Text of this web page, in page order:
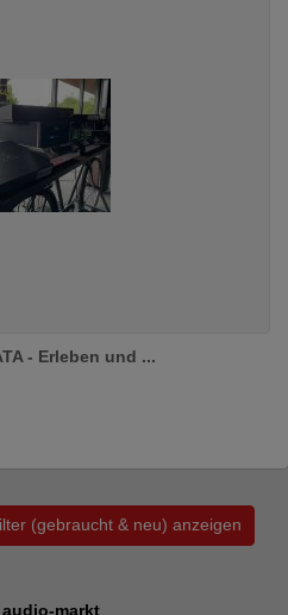
- Erleben und ...
(gebraucht & neu) anzeigen
markt